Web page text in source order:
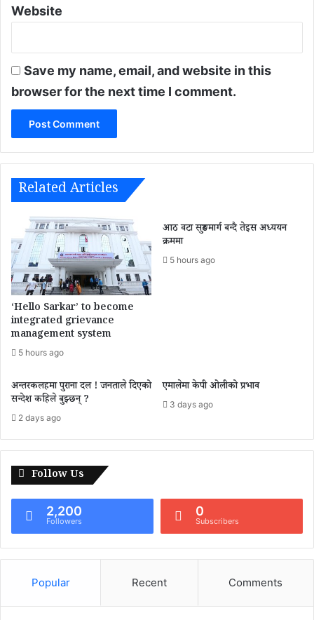
Website
Save my name, email, and website in this
browser for the next time I comment.
Related Articles
‘Hello Sarkar’ to become
integrated grievance
management system
5 hours ago
आठ वटा सुरुङमार्ग बन्दै तेइस अध्ययन
क्रममा
5 hours ago
अन्तरकलहमा पुराना दल ! जनताले दिएको
सन्देश कहिले बुझ्छन् ?
2 days ago
एमालेमा केपी ओलीको प्रभाव
3 days ago
Follow Us
2,200
Followers
0
Subscribers
Popular Recent Comments